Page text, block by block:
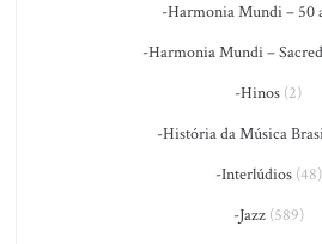
-Harmonia Mundi – 50
-Harmonia Mundi –
-Hinos (2)
-História da Música
-Interlúdios(48)
-Jazz(589)